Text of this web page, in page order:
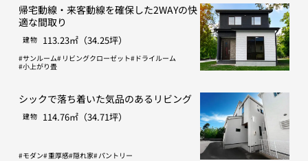
帰宅動線・来客動線を確保した2WAYの快
適な間取り
建物 113.23㎡（34.25坪）
サンルーム リビングクローゼット
ドライルーム
小上がり畳
シックで落ち着いた気品のあるリビング
建物 114.76㎡（34.71坪）
モダン 重厚感 隠れ家 パントリー